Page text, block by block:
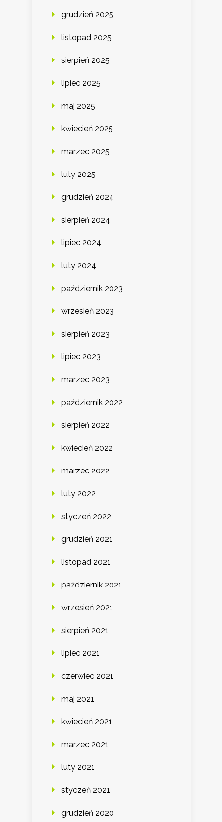
grudzień 2025
listopad 2025
sierpień 2025
lipiec 2025
maj 2025
kwiecień 2025
marzec 2025
luty 2025
grudzień 2024
sierpień 2024
lipiec 2024
luty 2024
październik 2023
wrzesień 2023
sierpień 2023
lipiec 2023
marzec 2023
październik 2022
sierpień 2022
kwiecień 2022
marzec 2022
luty 2022
styczeń 2022
grudzień 2021
listopad 2021
październik 2021
wrzesień 2021
sierpień 2021
lipiec 2021
czerwiec 2021
maj 2021
kwiecień 2021
marzec 2021
luty 2021
styczeń 2021
grudzień 2020